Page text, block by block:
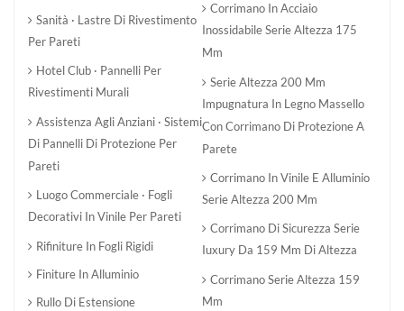
Sanità · Lastre Di Rivestimento
Per Pareti
Hotel Club · Pannelli Per
Rivestimenti Murali
Assistenza Agli Anziani · Sistemi
Di Pannelli Di Protezione Per
Pareti
Luogo Commerciale · Fogli
Decorativi In Vinile Per Pareti
Rifiniture In Fogli Rigidi
Finiture In Alluminio
Rullo Di Estensione
Corrimano In Acciaio
Inossidabile Serie Altezza 175
Mm
Serie Altezza 200 Mm
Impugnatura In Legno Massello
Con Corrimano Di Protezione A
Parete
Corrimano In Vinile E Alluminio
Serie Altezza 200 Mm
Corrimano Di Sicurezza Serie
Iuxury Da 159 Mm Di Altezza
Corrimano Serie Altezza 159
Mm